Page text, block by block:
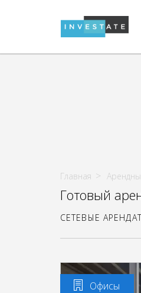
Главная
Готовый
СЕТЕВЫЕ
Офисы